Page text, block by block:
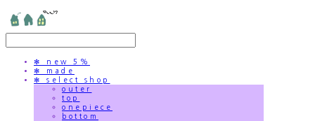
✻ new 5%
✻ made
✻ select shop
outer
top
onepiece
bottom